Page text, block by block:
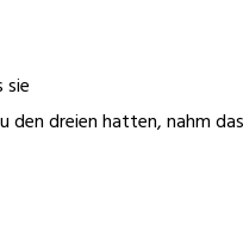
sie
dreien hatten, nahm